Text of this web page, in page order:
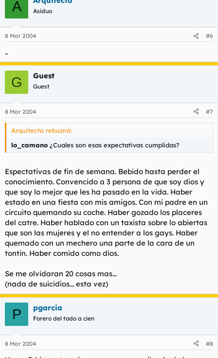
A Asiduo
8 Mar 2004 #6
..
G Guest
Guest
8 Mar 2004 #7
Arquitecto rebuznó:
lo_camano ¿Cuales son esas expectativas cumplidas?
Espectativas de fin de semana. Bebido hasta perder el
conocimiento. Convencido a 3 persona de que soy dios y
que soy lo mejor que les ha pasado en la vida. Haber
estado en una fiesta con mis amigos. Con mi padre en un
circuito quemando su coche. Haber gozado los placeres
del catre. Haber hablado con un taxista sobre lo abiertas
que son las mujeres y el no entender a los gays. Haber
quemado con un mechero una parte de la cara de un
tontin. Haber comido como dios.
Se me olvidaran 20 cosas mas...
(nada de suicidios... esta vez)
P pgarcia
Forero del todo a cien
8 Mar 2004 #8